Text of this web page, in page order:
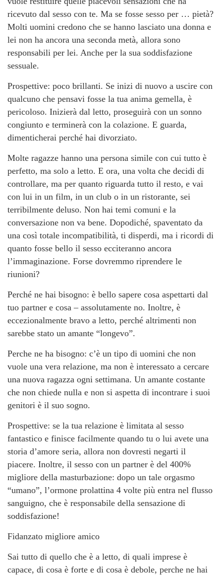
ricevuto dal sesso con te. Ma se fosse sesso per … pietà?
Molti uomini credono che se hanno lasciato una donna e
lei non ha ancora una seconda metà, allora sono
responsabili per lei. Anche per la sua soddisfazione
sessuale.
Prospettive: poco brillanti. Se inizi di nuovo a uscire con
qualcuno che pensavi fosse la tua anima gemella, è
pericoloso. Inizierà dal letto, proseguirà con un sonno
congiunto e terminerà con la colazione. E guarda,
dimenticherai perché hai divorziato.
Molte ragazze hanno una persona simile con cui tutto è
perfetto, ma solo a letto. E ora, una volta che decidi di
controllare, ma per quanto riguarda tutto il resto, e vai
con lui in un film, in un club o in un ristorante, sei
terribilmente deluso. Non hai temi comuni e la
conversazione non va bene. Dopodiché, spaventato da
una così totale incompatibilità, ti disperdi, ma i ricordi di
quanto fosse bello il sesso ecciteranno ancora
l’immaginazione. Forse dovremmo riprendere le
riunioni?
Perché ne hai bisogno: è bello sapere cosa aspettarti dal
tuo partner e cosa – assolutamente no. Inoltre, è
eccezionalmente bravo a letto, perché altrimenti non
sarebbe stato un amante “longevo”.
Perche ne ha bisogno: c’è un tipo di uomini che non
vuole una vera relazione, ma non è interessato a cercare
una nuova ragazza ogni settimana. Un amante costante
che non chiede nulla e non si aspetta di incontrare i suoi
genitori è il suo sogno.
Prospettive: se la tua relazione è limitata al sesso
fantastico e finisce facilmente quando tu o lui avete una
storia d’amore seria, allora non dovresti negarti il ​​
piacere. Inoltre, il sesso con un partner è del 400%
migliore della masturbazione: dopo un tale orgasmo
“umano”, l’ormone prolattina 4 volte più entra nel flusso
sanguigno, che è responsabile della sensazione di
soddisfazione!
Fidanzato migliore amico
Sai tutto di quello che è a letto, di quali imprese è
capace, di cosa è forte e di cosa è debole, perche ne hai